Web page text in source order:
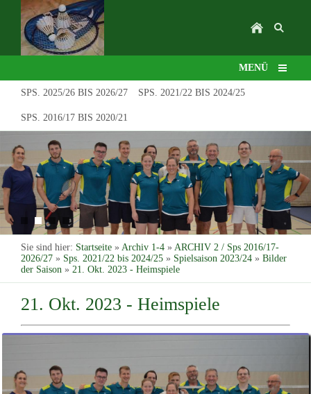
MENÜ
SPS. 2025/26 BIS 2026/27 SPS. 2021/22 BIS 2024/25
SPS. 2016/17 BIS 2020/21
Sie sind hier: Startseite » Archiv 1-4 » ARCHIV 2 / Sps 2016/17-
2026/27 » Sps. 2021/22 bis 2024/25 » Spielsaison 2023/24 » Bilder
der Saison » 21. Okt. 2023 - Heimspiele
21. Okt. 2023 - Heimspiele